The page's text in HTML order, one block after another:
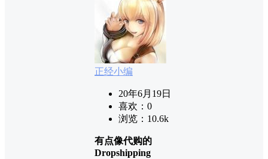
正经小编
20年6月19日
喜欢： 0
浏览： 10.6k
有点像代购的
Dropshipping